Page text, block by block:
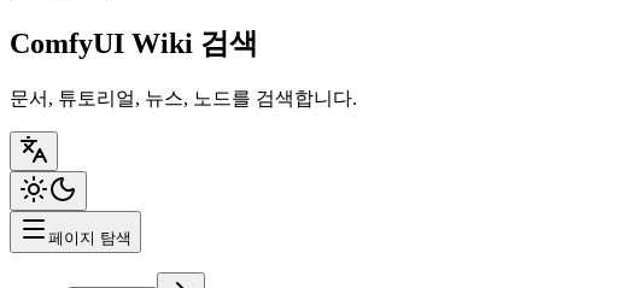
ComfyUI Wiki 검색
문서, 튜토리얼, 뉴스, 노드를 검색합니다.
페이지 탐색